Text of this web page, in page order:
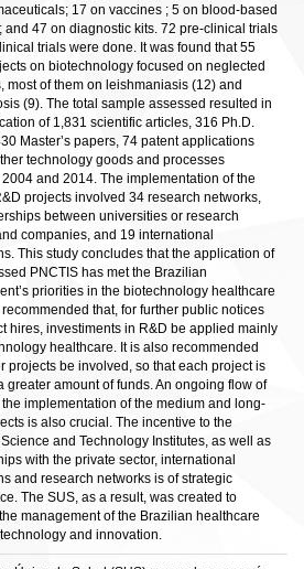
17 on vaccines ; 5 on blood-based
and 47 on diagnostic kits. 72 pre-clinical trials
trials were done. It was found that 55
on biotechnology focused on neglected
most of them on leishmaniasis (12) and
(9). The total sample assessed resulted in
of 1,831 scientific articles, 316 Ph.D.
Master’s papers, 74 patent applications
technology goods and processes
and 2014. The implementation of the
projects involved 34 research networks,
between universities or research
companies, and 19 international
This study concludes that the application of
PNCTIS has met the Brazilian
priorities in the biotechnology healthcare
recommended that, for further public notices
hires, investiments in R&D be applied mainly
healthcare. It is also recommended
projects be involved, so that each project is
greater amount of funds. An ongoing flow of
implementation of the medium and long-
is also crucial. The incentive to the
and Technology Institutes, as well as
with the private sector, international
and research networks is of strategic
The SUS, as a result, was created to
management of the Brazilian healthcare
and innovation.